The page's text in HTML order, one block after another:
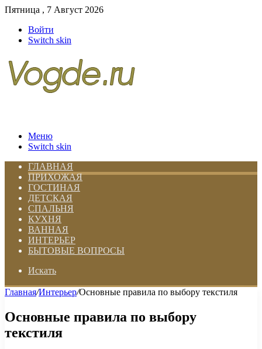
Пятница , 7 Август 2026
Войти
Switch skin
Меню
Switch skin
ГЛАВНАЯ
ПРИХОЖАЯ
ГОСТИНАЯ
ДЕТСКАЯ
СПАЛЬНЯ
КУХНЯ
ВАННАЯ
ИНТЕРЬЕР
БЫТОВЫЕ ВОПРОСЫ
Искать
Главная/Интерьер/Основные правила по выбору текстиля
Основные правила по выбору
текстиля